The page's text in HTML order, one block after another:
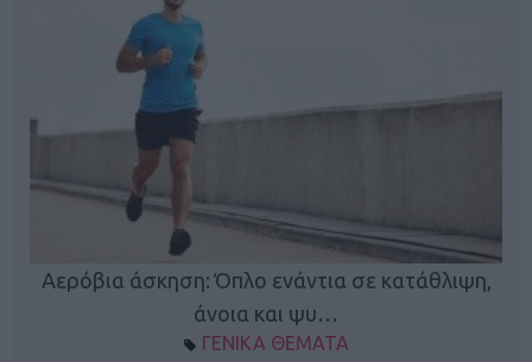
Αερόβια άσκηση: Όπλο ενάντια σε κατάθλιψη,
άνοια και ψυ…
ΓΕΝΙΚΑ ΘΕΜΑΤΑ